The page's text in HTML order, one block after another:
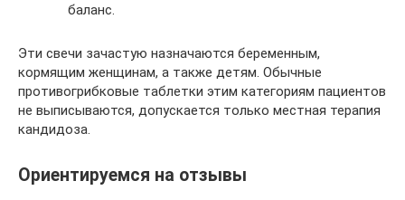
баланс.
Эти свечи зачастую назначаются беременным,
кормящим женщинам, а также детям. Обычные
противогрибковые таблетки этим категориям пациентов
не выписываются, допускается только местная терапия
кандидоза.
Ориентируемся на отзывы